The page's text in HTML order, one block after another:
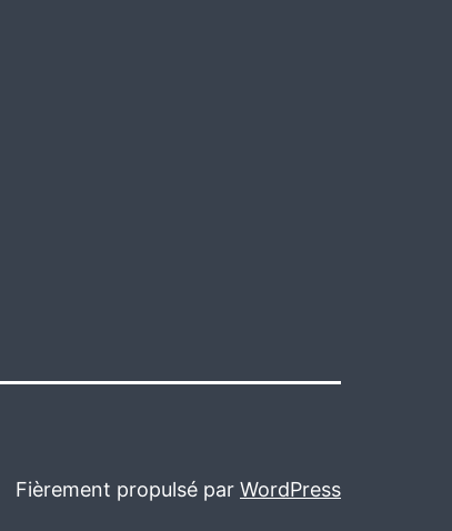
Fièrement propulsé par WordPress